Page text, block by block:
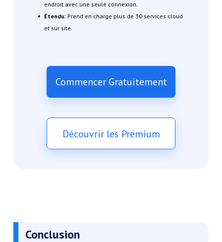
endroit avec une seule connexion.
Étendu: Prend en charge plus de 30 services cloud
et sur site.
Commencer Gratuitement
Découvrir les Premium
Conclusion